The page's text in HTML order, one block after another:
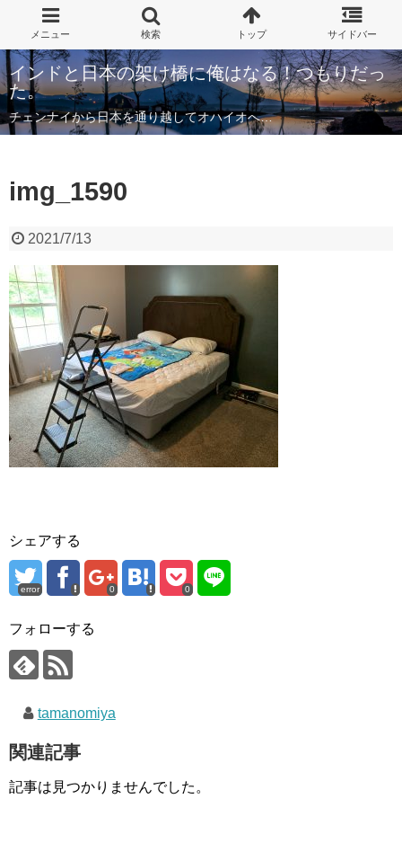
インドと日本の架け橋に俺はなる！つもりだっ
た。
チェンナイから日本を通り越してオハイオへ…
img_1590
2021/7/13
シェアする
error 0 0
フォローする
tamanomiya
関連記事
記事は見つかりませんでした。